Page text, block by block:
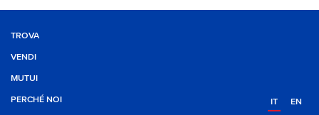
TROVA
VENDI
MUTUI
PERCHÉ NOI IT EN